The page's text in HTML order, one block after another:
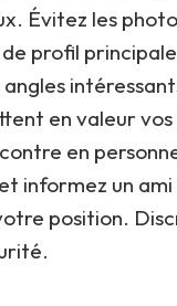
Évitez les
profil
en valeur vos
en
et informez un ami
position.